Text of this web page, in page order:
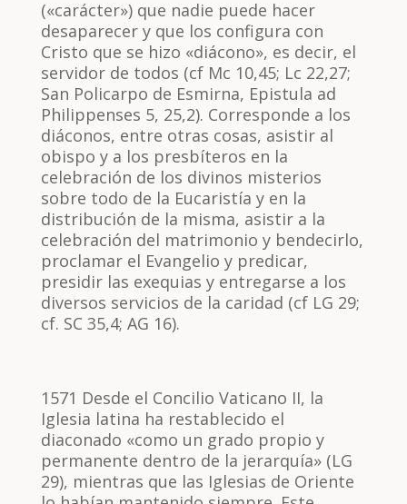
(«carácter») que nadie puede hacer
desaparecer y que los configura con
Cristo que se hizo «diácono», es decir, el
servidor de todos (cf Mc 10,45; Lc 22,27;
San Policarpo de Esmirna, Epistula ad
Philippenses 5, 25,2). Corresponde a los
diáconos, entre otras cosas, asistir al
obispo y a los presbíteros en la
celebración de los divinos misterios
sobre todo de la Eucaristía y en la
distribución de la misma, asistir a la
celebración del matrimonio y bendecirlo,
proclamar el Evangelio y predicar,
presidir las exequias y entregarse a los
diversos servicios de la caridad (cf LG 29;
cf. SC 35,4; AG 16).
1571 Desde el Concilio Vaticano II, la
Iglesia latina ha restablecido el
diaconado «como un grado propio y
permanente dentro de la jerarquía» (LG
29), mientras que las Iglesias de Oriente